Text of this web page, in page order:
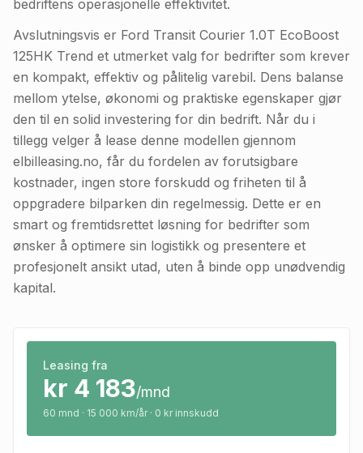
bedriftens operasjonelle effektivitet.
Avslutningsvis er Ford Transit Courier 1.0T EcoBoost
125HK Trend et utmerket valg for bedrifter som krever
en kompakt, effektiv og pålitelig varebil. Dens balanse
mellom ytelse, økonomi og praktiske egenskaper gjør
den til en solid investering for din bedrift. Når du i
tillegg velger å lease denne modellen gjennom
elbilleasing.no, får du fordelen av forutsigbare
kostnader, ingen store forskudd og friheten til å
oppgradere bilparken din regelmessig. Dette er en
smart og fremtidsrettet løsning for bedrifter som
ønsker å optimere sin logistikk og presentere et
profesjonelt ansikt utad, uten å binde opp unødvendig
kapital.
Leasing fra
kr 4 183/mnd
60 mnd · 15 000 km/år · 0 kr innskudd